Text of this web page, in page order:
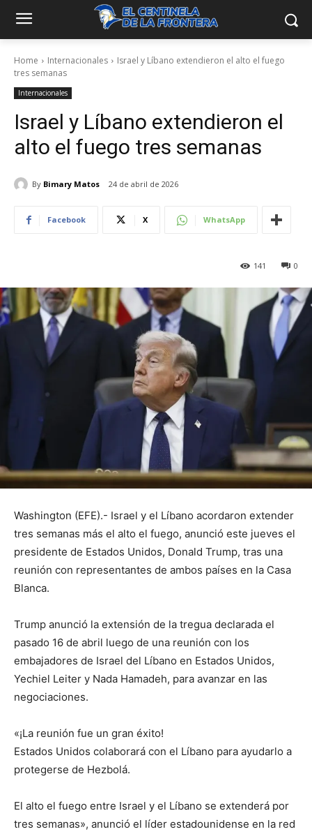
Home Internacionales
Israel y Líbano extendieron el alto el fuego
tres semanas
Internacionales
Israel y Líbano extendieron el
alto el fuego tres semanas
By Bimary Matos 24 de abril de 2026
Facebook X WhatsApp
0
141
Washington (EFE).- Israel y el Líbano acordaron extender
tres semanas más el alto el fuego, anunció este jueves el
presidente de Estados Unidos, Donald Trump, tras una
reunión con representantes de ambos países en la Casa
Blanca.
Trump anunció la extensión de la tregua declarada el
pasado 16 de abril luego de una reunión con los
embajadores de Israel del Líbano en Estados Unidos,
Yechiel Leiter y Nada Hamadeh, para avanzar en las
negociaciones.
«¡La reunión fue un gran éxito!
Estados Unidos colaborará con el Líbano para ayudarlo a
protegerse de Hezbolá.
El alto el fuego entre Israel y el Líbano se extenderá por
tres semanas», anunció el líder estadounidense en la red